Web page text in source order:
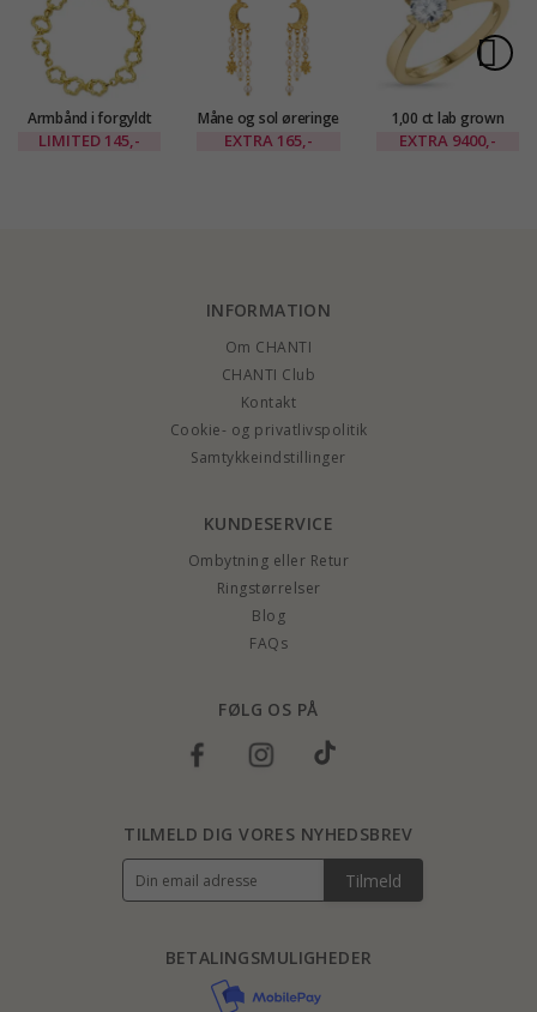
Armbånd i forgyldt
messing - Eliné
LIMITED 145,-
Måne og sol øreringe
i forgyldt messing -
EXTRA 165,-
1,00 ct lab grown
diamant ring i 14
EXTRA 9400,-
INFORMATION
Om CHANTI
CHANTI Club
Kontakt
Cookie- og privatlivspolitik
Samtykkeindstillinger
KUNDESERVICE
Ombytning eller Retur
Ringstørrelser
Blog
FAQs
FØLG OS PÅ
BETALINGSMULIGHEDER
TILMELD DIG VORES NYHEDSBREV
Tilmeld